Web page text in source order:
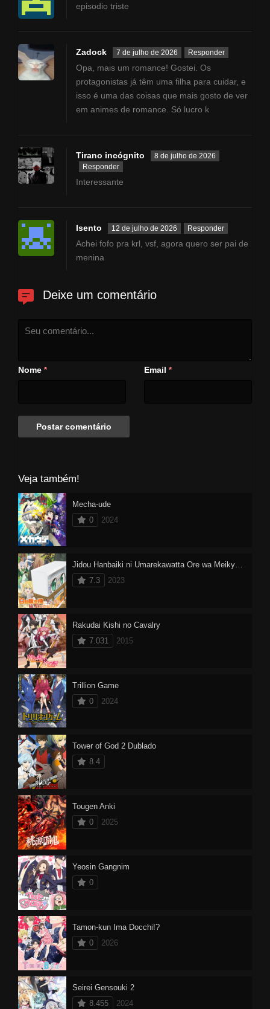
episodio triste
Zadock 7 de julho de 2026 Responder
Opa, mais um romance! Gostei. Os
protagonistas já têm uma filha para cuidar, e
isso é uma das coisas que mais gosto de ver
em animes de romance. Só lucro k
Tirano incógnito
8 de julho de 2026
Responder
Interessante
Isento 12 de julho de 2026 Responder
Achei fofo pra krl, vsf, agora quero ser pai de
menina
Deixe um comentário
Nome * Email *
Veja também!
Mecha-ude
0
2024
7.3
2023
Rakudai Kishi no Cavalry
7.031
2015
Trillion Game
0
2024
Tower of God 2 Dublado
8.4
Tougen Anki
0
2025
Yeosin Gangnim
0
Tamon-kun Ima Docchi!?
0
2026
Seirei Gensouki 2
8.455
2024